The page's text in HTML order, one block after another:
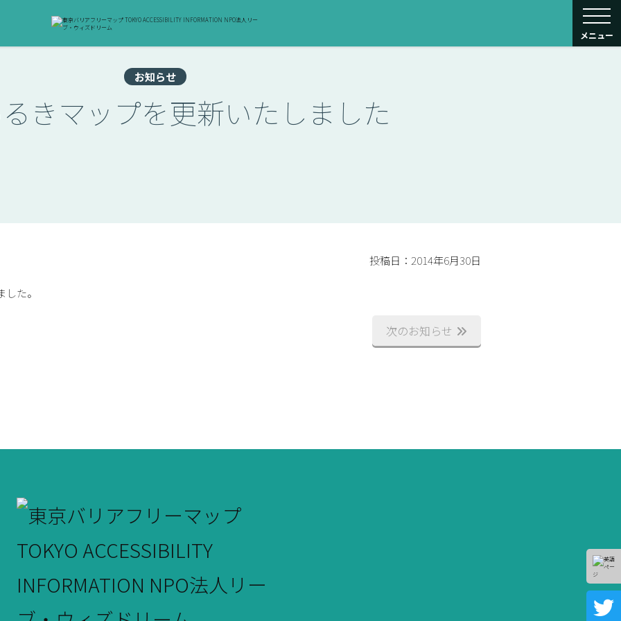
メニュー
お知らせ
きマップを更新いたしました
投稿日：2014年6月30日
た。
次のお知らせ